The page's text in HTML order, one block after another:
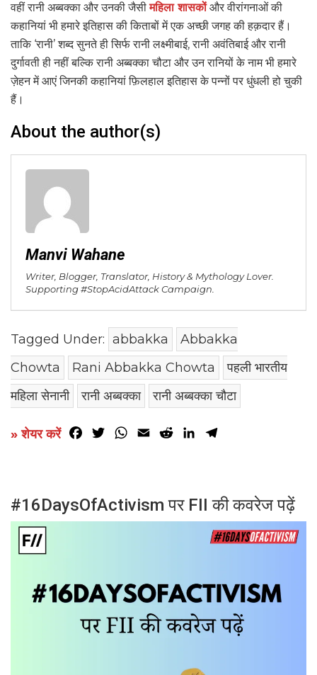
वहीं रानी अब्बक्का और उनकी जैसीमहिला शासकोंऔर वीरांगनाओं की
कहानियां भी हमारे इतिहास की किताबों में एक अच्छी जगह की हक़दार हैं।
ताकि ‘रानी’ शब्द सुनते ही सिर्फ रानी लक्ष्मीबाई, रानी अवंतिबाई और रानी
दुर्गावती ही नहीं बल्कि रानी अब्बक्का चौटा और उन रानियों के नाम भी हमारे
ज़ेहन में आएं जिनकी कहानियां फ़िलहाल इतिहास के पन्नों पर धुंधली हो चुकी
हैं।
About the author(s)
Manvi Wahane
Writer, Blogger, Translator, History & Mythology Lover.
Supporting #StopAcidAttack Campaign.
Tagged Under: abbakka
Abbakka
Chowta
Rani Abbakka Chowta
पहली भारतीय
महिला सेनानी
रानी अब्बक्का रानी अब्बक्का चौटा
» शेयर करें Facebook
TwitterWhatsApp
Email RedditLinkedIn
#16DaysOfActivism पर FII की कवरेज पढ़ें